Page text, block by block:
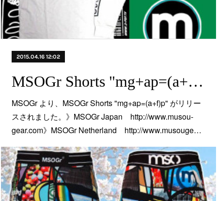
2015.04.16 12:02
MSOGr Shorts "mg+ap=(a+f)p" 〈新商品〉
MSOGr より、MSOGr Shorts "mg+ap=(a+f)p" がリリー
スされました。》MSOGr Japan http://www.musou-
gear.com》MSOGr Netherland http://www.musouge…